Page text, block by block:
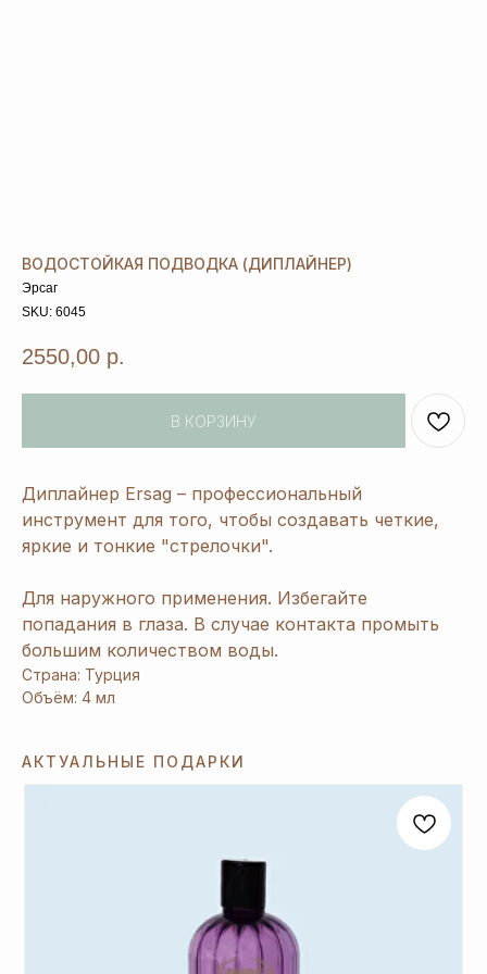
ВОДОСТОЙКАЯ ПОДВОДКА (ДИПЛАЙНЕР)
Эрсаг
SKU: 6045
2550,00 р.
В КОРЗИНУ
Диплайнер Ersag – профессиональный
инструмент для того, чтобы создавать четкие,
яркие и тонкие "стрелочки".
Для наружного применения. Избегайте
попадания в глаза. В случае контакта промыть
большим количеством воды.
Страна: Турция
Объём: 4 мл
АКТУАЛЬНЫЕ ПОДАРКИ